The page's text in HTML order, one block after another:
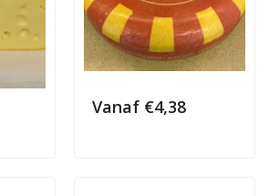
Vanaf €4,38